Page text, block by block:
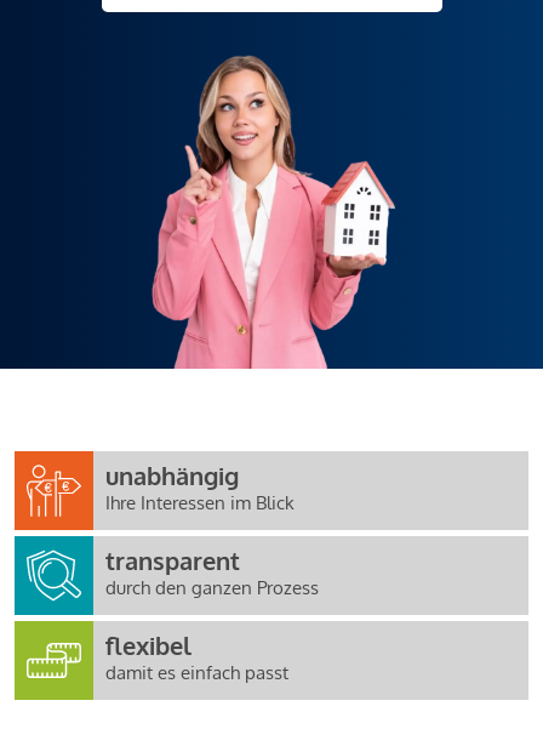
unabhängig
Ihre Interessen im Blick
transparent
durch den ganzen Prozess
flexibel
damit es einfach passt